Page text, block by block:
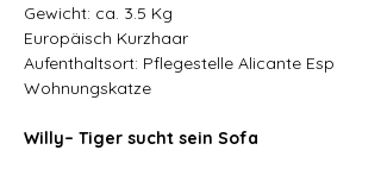
Gewicht: ca. 3.5 Kg
Europäisch Kurzhaar
Aufenthaltsort: Pflegestelle Alicante Esp
Wohnungskatze
Willy– Tiger sucht sein Sofa